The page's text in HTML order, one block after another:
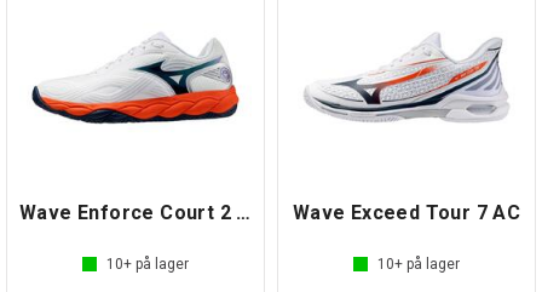
Wave Enforce Court 2 AC
10+ på lager
Wave Exceed Tour 7 AC
10+ på lager